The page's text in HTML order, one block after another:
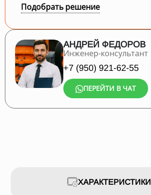
Подобрать решение
АНДРЕЙ ФЕДОРОВ
Инженер-консультант
+7 (950) 921-62-55
ПЕРЕЙТИ В ЧАТ
ХАРАКТЕРИСТИКИ